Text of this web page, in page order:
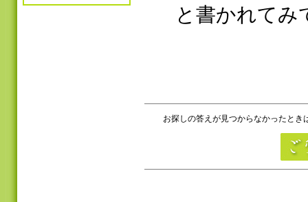
と書かれてみ
お探しの答えが見つからなかったとき